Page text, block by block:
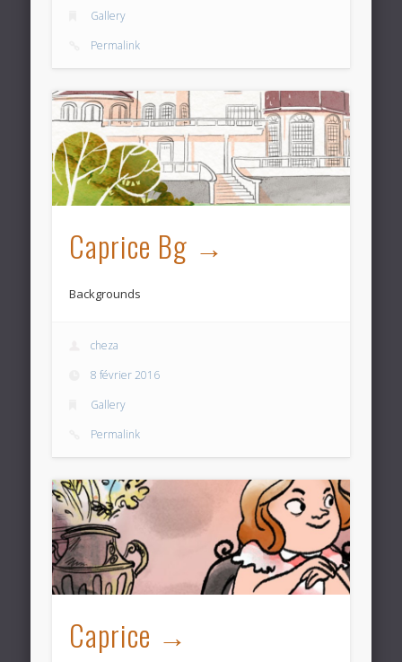
Gallery
Permalink
Caprice Bg
Backgrounds
cheza
8 février 2016
Gallery
Permalink
Caprice